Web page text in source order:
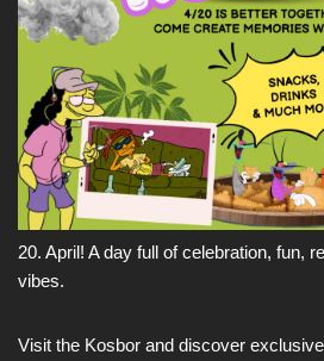
20. April! A day full of celebration, fun,
vibes.
Visit the Kosbor and discover